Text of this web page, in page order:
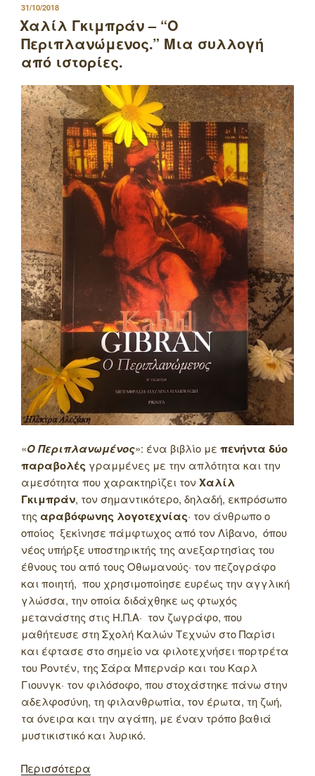
ΔΗΜΟΣΙΕΥΤΗΚΕ
ΣΤΙΣ
31/10/2018
Χαλίλ Γκιμπράν – “Ο
Περιπλανώμενος.” Μια συλλογή
από ιστορίες.
«Ο Περιπλανωμένος»: ένα βιβλίο με πενήντα δύο
παραβολές γραμμένες με την απλότητα και την
αμεσότητα που χαρακτηρίζει τον Χαλίλ
Γκιμπράν, τον σημαντικότερο, δηλαδή, εκπρόσωπο
της αραβόφωνης λογοτεχνίας· τον άνθρωπο ο
οποίος ξεκίνησε πάμφτωχος από τον Λίβανο, όπου
νέος υπήρξε υποστηρικτής της ανεξαρτησίας του
έθνους του από τους Οθωμανούς· τον πεζογράφο
και ποιητή, που χρησιμοποίησε ευρέως την αγγλική
γλώσσα, την οποία διδάχθηκε ως φτωχός
μετανάστης στις Η.Π.Α· τον ζωγράφο, που
μαθήτευσε στη Σχολή Καλών Τεχνών στο Παρίσι
και έφτασε στο σημείο να φιλοτεχνήσει πορτρέτα
του Ροντέν, της Σάρα Μπερνάρ και του Καρλ
Γιουνγκ· τον φιλόσοφο, που στοχάστηκε πάνω στην
αδελφοσύνη, τη φιλανθρωπία, τον έρωτα, τη ζωή,
τα όνειρα και την αγάπη, με έναν τρόπο βαθιά
μυστικιστικό και λυρικό.
Περισσότερα